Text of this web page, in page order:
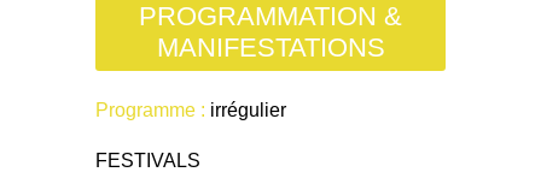
PROGRAMMATION &
MANIFESTATIONS
Programme : irrégulier
FESTIVALS